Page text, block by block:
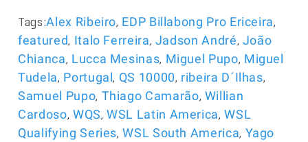
Tags:Alex Ribeiro, EDP Billabong Pro Ericeira,
featured, Italo Ferreira, Jadson André, João
Chianca, Lucca Mesinas, Miguel Pupo, Miguel
Tudela, Portugal, QS 10000, ribeira D´Ilhas,
Samuel Pupo, Thiago Camarão, Willian
Cardoso, WQS,WSL Latin America,WSL
Qualifying Series,WSL South America, Yago